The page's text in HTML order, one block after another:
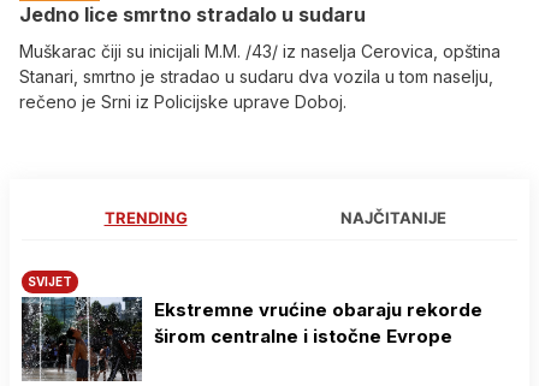
Јedno lice smrtno stradalo u sudaru
Muškarac čiji su inicijali M.M. /43/ iz naselja Cerovica, opština
Stanari, smrtno je stradao u sudaru dva vozila u tom naselju,
rečeno je Srni iz Policijske uprave Doboj.
TRENDING NAJČITANIJE
SVIJET
Ekstremne vrućine obaraju rekorde
širom centralne i istočne Evrope